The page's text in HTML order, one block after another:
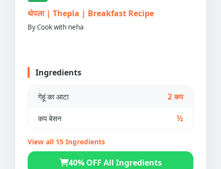
थेपला | Thepla | Breakfast Recipe
By Cook with neha
Ingredients
गेहूं का आटा 2 कप
कप बेसन ½
View all 15 Ingredients
40% OFF All Ingredients